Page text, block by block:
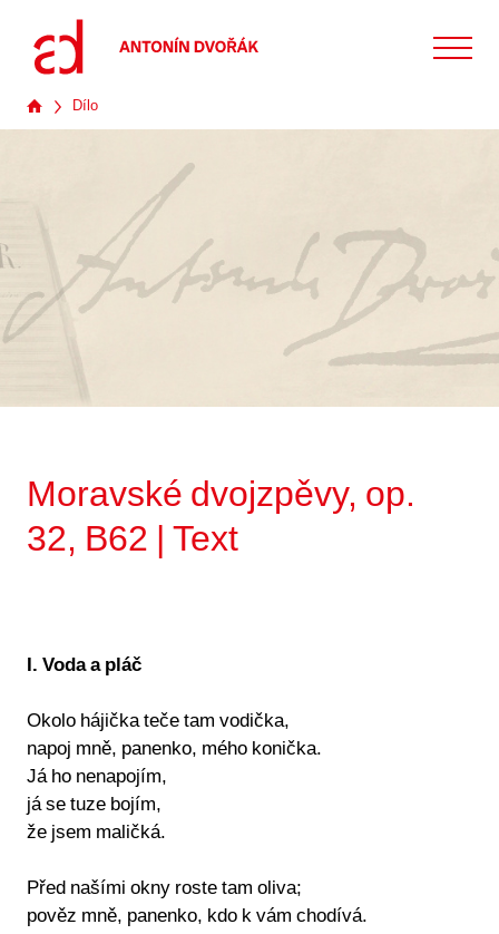
Dílo
Moravské dvojzpěvy, op.
32, B62 | Text
I. Voda a pláč
Okolo hájička teče tam vodička,
napoj mně, panenko, mého konička.
Já ho nenapojím,
já se tuze bojím,
že jsem maličká.
Před našími okny roste tam oliva;
pověz mně, panenko, kdo k vám chodívá.